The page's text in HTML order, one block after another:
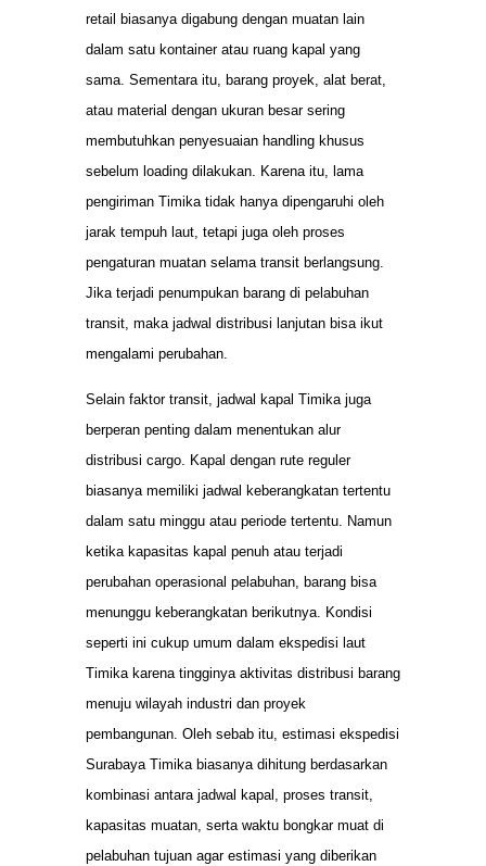
retail biasanya digabung dengan muatan lain
dalam satu kontainer atau ruang kapal yang
sama. Sementara itu, barang proyek, alat berat,
atau material dengan ukuran besar sering
membutuhkan penyesuaian handling khusus
sebelum loading dilakukan. Karena itu, lama
pengiriman Timika tidak hanya dipengaruhi oleh
jarak tempuh laut, tetapi juga oleh proses
pengaturan muatan selama transit berlangsung.
Jika terjadi penumpukan barang di pelabuhan
transit, maka jadwal distribusi lanjutan bisa ikut
mengalami perubahan.
Selain faktor transit, jadwal kapal Timika juga
berperan penting dalam menentukan alur
distribusi cargo. Kapal dengan rute reguler
biasanya memiliki jadwal keberangkatan tertentu
dalam satu minggu atau periode tertentu. Namun
ketika kapasitas kapal penuh atau terjadi
perubahan operasional pelabuhan, barang bisa
menunggu keberangkatan berikutnya. Kondisi
seperti ini cukup umum dalam ekspedisi laut
Timika karena tingginya aktivitas distribusi barang
menuju wilayah industri dan proyek
pembangunan. Oleh sebab itu, estimasi ekspedisi
Surabaya Timika biasanya dihitung berdasarkan
kombinasi antara jadwal kapal, proses transit,
kapasitas muatan, serta waktu bongkar muat di
pelabuhan tujuan agar estimasi yang diberikan